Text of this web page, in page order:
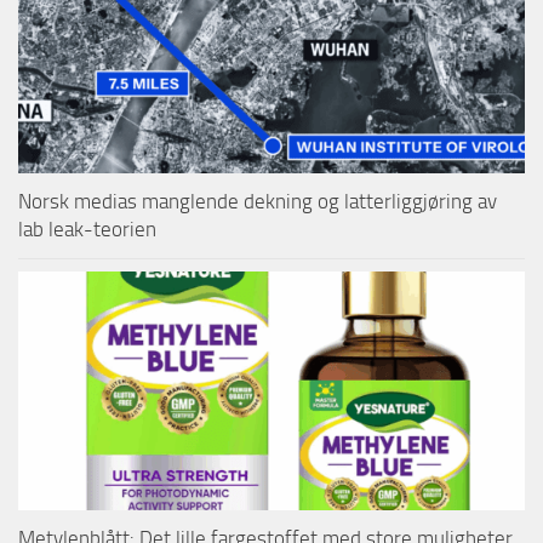
Norsk medias manglende dekning og latterliggjøring av
lab leak-teorien
Metylenblått: Det lille fargestoffet med store muligheter